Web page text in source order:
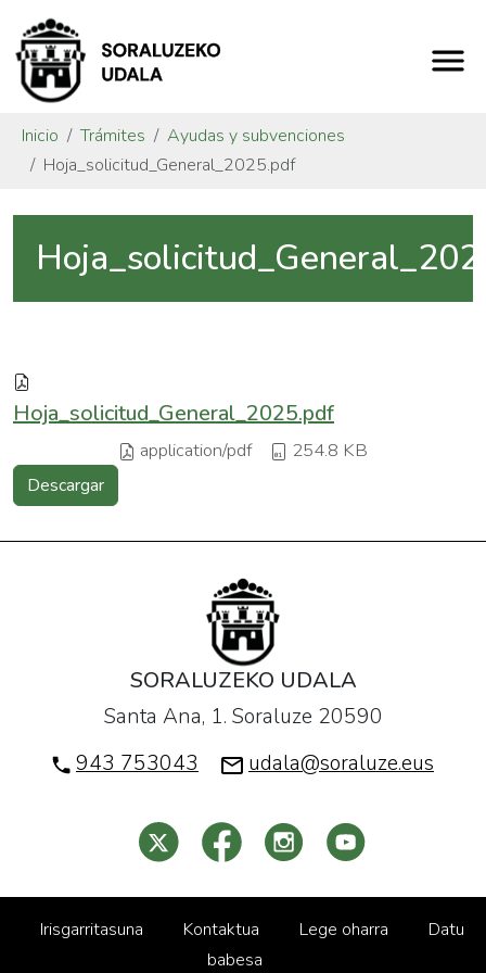
Inicio Trámites
Ayudas y subvenciones
Hoja_solicitud_General_2025.pdf
Hoja_solicitud_General_2025.pdf
application/pdf 254.8 KB
Descargar
SORALUZEKO UDALA
Santa Ana, 1. Soraluze 20590
943 753043
udala@soraluze.eus
Irisgarritasuna Kontaktua Lege oharra
Datu
babesa